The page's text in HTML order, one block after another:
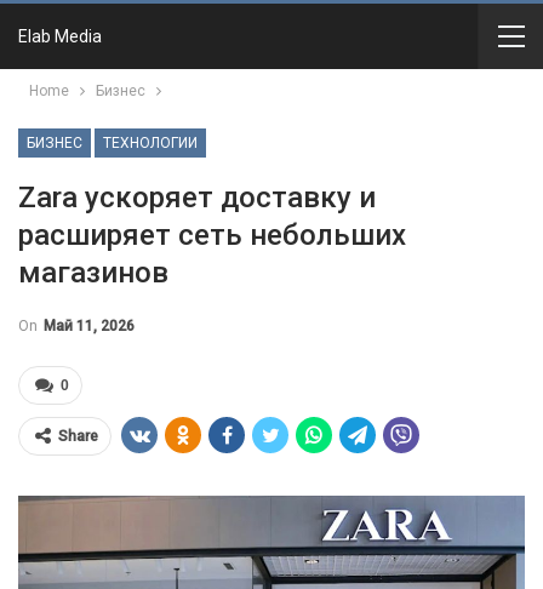
Elab Media
Home Бизнес
БИЗНЕС ТЕХНОЛОГИИ
Zara ускоряет доставку и
расширяет сеть небольших
магазинов
On Май 11, 2026
0
Share